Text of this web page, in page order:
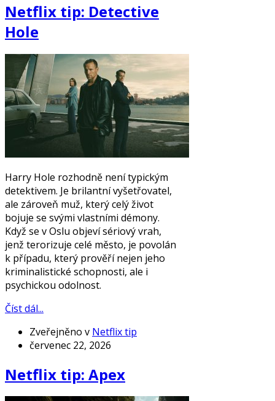
Netflix tip: Detective
Hole
Harry Hole rozhodně není typickým
detektivem. Je brilantní vyšetřovatel,
ale zároveň muž, který celý život
bojuje se svými vlastními démony.
Když se v Oslu objeví sériový vrah,
jenž terorizuje celé město, je povolán
k případu, který prověří nejen jeho
kriminalistické schopnosti, ale i
psychickou odolnost.
Číst dál...
Zveřejněno v Netflix tip
červenec 22, 2026
Netflix tip: Apex